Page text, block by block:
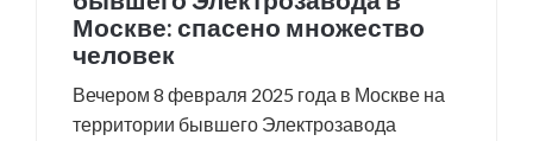
Москве: спасено множество
человек
Вечером 8 февраля 2025 года в Москве на
территории бывшего Электрозавода